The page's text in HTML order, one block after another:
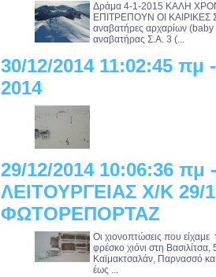
Δράμα 4-1-2015 ΚΑΛΗ
ΕΠΙΤΡΕΠΟΥΝ ΟΙ ΚΑΙΡΙΚΕΣ
αναβατήρες αρχαρίων
αναβατήρας Σ.Α. 3 (...
30/12/2014 11:02:45
2014
29/12/2014 10:06:36
ΛΕΙΤΟΥΡΓΕΙΑΣ Χ/Κ 29/
ΦΩΤΟΡΕΠΟΡΤΑΖ
Oι χιονοπτώσεις που
φρέσκο χιόνι στη
Καϊμακτσαλάν, Παρνασσό
έως ...